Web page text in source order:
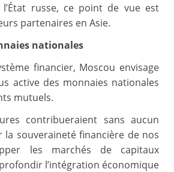
russe, ce point de vue est
partenaires en Asie.
nationales
financier, Moscou envisage
active des monnaies nationales
mutuels.
contribueraient sans aucun
souveraineté financière de nos
les marchés de capitaux
l’intégration économique